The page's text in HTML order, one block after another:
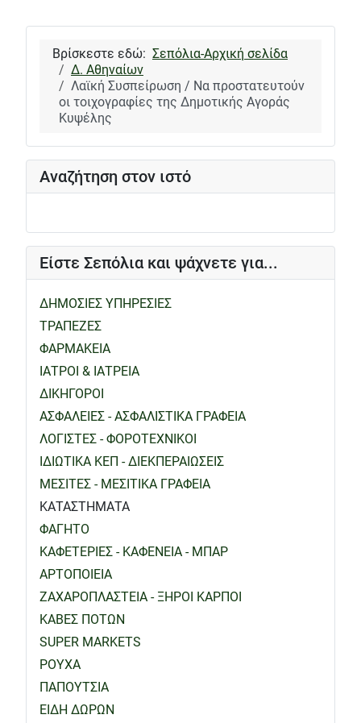
Αναζήτηση στον ιστό
Είστε Σεπόλια και ψάχνετε για...
ΔΗΜΟΣΙΕΣ ΥΠΗΡΕΣΙΕΣ
ΤΡΑΠΕΖΕΣ
ΦΑΡΜΑΚΕΙΑ
ΙΑΤΡΟΙ & ΙΑΤΡΕΙΑ
ΔΙΚΗΓΟΡΟΙ
ΑΣΦΑΛΕΙΕΣ - ΑΣΦΑΛΙΣΤΙΚΑ ΓΡΑΦΕΙΑ
ΛΟΓΙΣΤΕΣ - ΦΟΡΟΤΕΧΝΙΚΟΙ
ΙΔΙΩΤΙΚΑ ΚΕΠ - ΔΙΕΚΠΕΡΑΙΩΣΕΙΣ
ΜΕΣΙΤΕΣ - ΜΕΣΙΤΙΚΑ ΓΡΑΦΕΙΑ
ΚΑΤΑΣΤΗΜΑΤΑ
ΦΑΓΗΤΟ
ΚΑΦΕΤΕΡΙΕΣ - ΚΑΦΕΝΕΙΑ - ΜΠΑΡ
ΑΡΤΟΠΟΙΕΙΑ
ΖΑΧΑΡΟΠΛΑΣΤΕΙΑ - ΞΗΡΟΙ ΚΑΡΠΟΙ
ΚΑΒΕΣ ΠΟΤΩΝ
SUPER MARKETS
ΡΟΥΧΑ
ΠΑΠΟΥΤΣΙΑ
ΕΙΔΗ ΔΩΡΩΝ
Βρίσκεστε εδώ: Σεπόλια-Αρχική σελίδα
Δ. Αθηναίων
Λαϊκή Συσπείρωση / Να προστατευτούν
οι τοιχογραφίες της Δημοτικής Αγοράς
Κυψέλης